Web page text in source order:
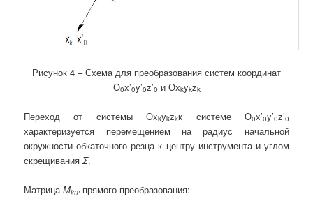
Рисунок 4 – Схема для преобразования систем координат
О0x’0y’0z’0 и Оxkykzk
Переход от системы Оxkykzkк системе О0x’0y’0z’0
характеризуется перемещением на радиус начальной
окружности обкаточного резца к центру инструмента и углом
скрещиванияΣ.
МатрицаMk0′ прямого преобразования: